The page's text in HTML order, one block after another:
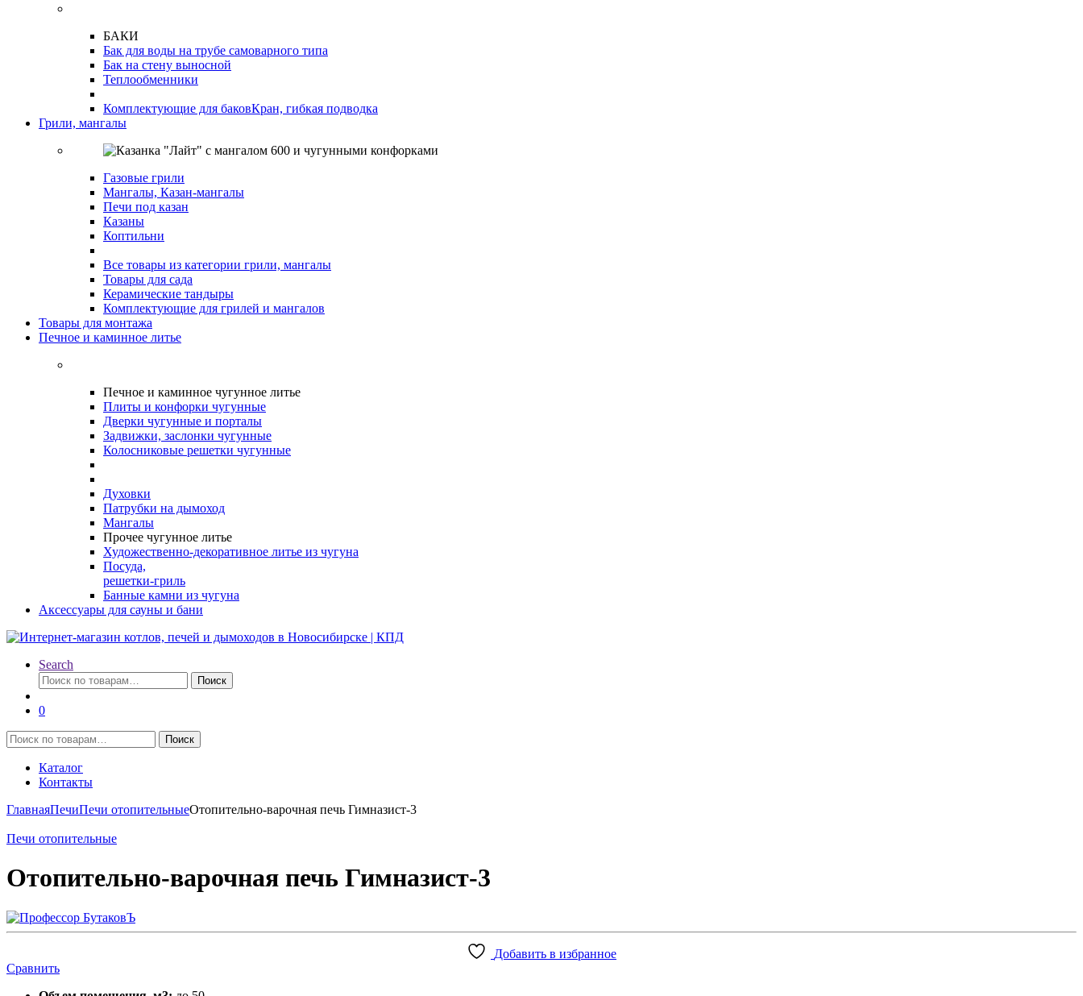
БАКИ
Бак для воды на трубе самоварного типа
Бак на стену выносной
Теплообменники
Комплектующие для баковКран, гибкая подводка
Грили, мангалы
Газовые грили
Мангалы, Казан-мангалы
Печи под казан
Казаны
Коптильни
Все товары из категории грили, мангалы
Товары для сада
Керамические тандыры
Комплектующие для грилей и мангалов
Товары для монтажа
Печное и каминное литье
Печное и каминное чугунное литье
Плиты и конфорки чугунные
Дверки чугунные и порталы
Задвижки, заслонки чугунные
Колосниковые решетки чугунные
Духовки
Патрубки на дымоход
Мангалы
Прочее чугунное литье
Художественно-декоративное литье из чугуна
Посуда,
решетки-гриль
Банные камни из чугуна
Аксессуары для сауны и бани
Search
Искать:
Поиск
0
Искать:
Поиск
Каталог
Контакты
ГлавнаяПечиПечи отопительныеОтопительно-варочная печь Гимназист-3
Печи отопительные
Отопительно-варочная печь Гимназист-3
Добавить в избранное
Сравнить